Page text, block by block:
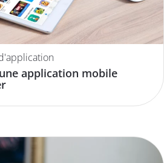
application mobile